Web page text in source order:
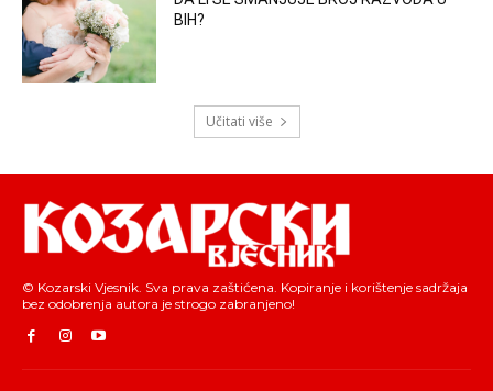
BIH?
Učitati više
© Kozarski Vjesnik. Sva prava zaštićena. Kopiranje i korištenje sadržaja
bez odobrenja autora je strogo zabranjeno!